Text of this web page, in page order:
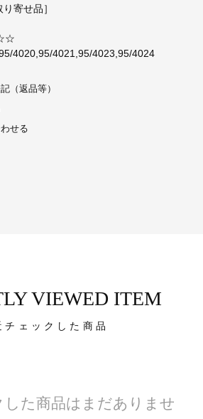
寄せ品］
4020,95/4021,95/4023,95/4024
（返品等）
せる
VIEWED ITEM
チェックした商品
した商品はまだありませ